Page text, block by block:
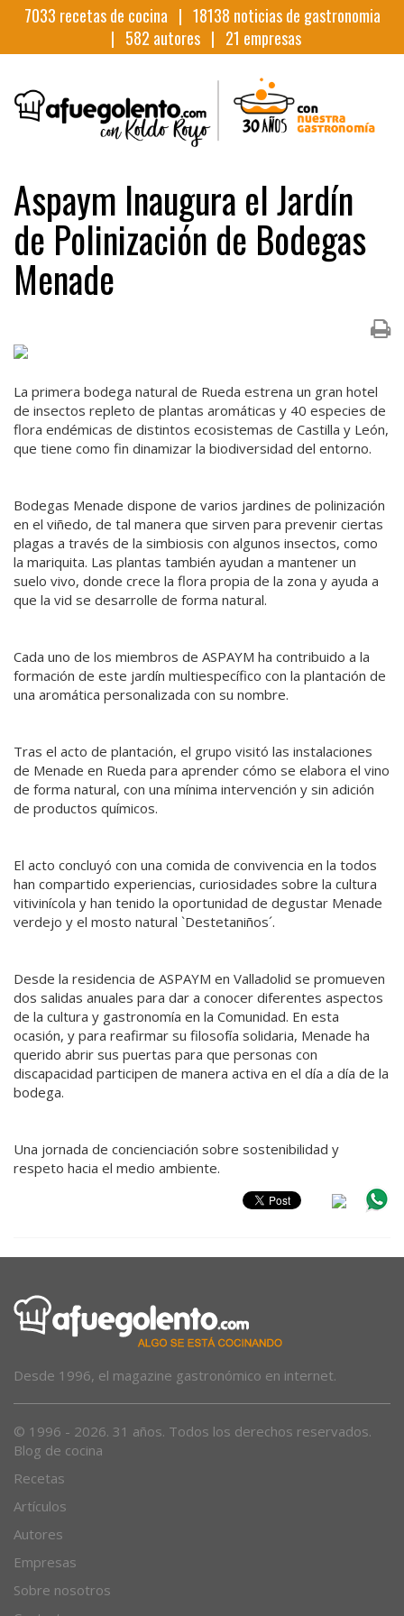
7033 recetas de cocina | 18138 noticias de gastronomia
| 582 autores | 21 empresas
Aspaym Inaugura el Jardín
de Polinización de Bodegas
Menade
La primera bodega natural de Rueda estrena un gran hotel
de insectos repleto de plantas aromáticas y 40 especies de
flora endémicas de distintos ecosistemas de Castilla y León,
que tiene como fin dinamizar la biodiversidad del entorno.
Bodegas Menade dispone de varios jardines de polinización
en el viñedo, de tal manera que sirven para prevenir ciertas
plagas a través de la simbiosis con algunos insectos, como
la mariquita. Las plantas también ayudan a mantener un
suelo vivo, donde crece la flora propia de la zona y ayuda a
que la vid se desarrolle de forma natural.
Cada uno de los miembros de ASPAYM ha contribuido a la
formación de este jardín multiespecífico con la plantación de
una aromática personalizada con su nombre.
Tras el acto de plantación, el grupo visitó las instalaciones
de Menade en Rueda para aprender cómo se elabora el vino
de forma natural, con una mínima intervención y sin adición
de productos químicos.
El acto concluyó con una comida de convivencia en la todos
han compartido experiencias, curiosidades sobre la cultura
vitivinícola y han tenido la oportunidad de degustar Menade
verdejo y el mosto natural `Destetaniños´.
Desde la residencia de ASPAYM en Valladolid se promueven
dos salidas anuales para dar a conocer diferentes aspectos
de la cultura y gastronomía en la Comunidad. En esta
ocasión, y para reafirmar su filosofía solidaria, Menade ha
querido abrir sus puertas para que personas con
discapacidad participen de manera activa en el día a día de la
bodega.
Una jornada de concienciación sobre sostenibilidad y
respeto hacia el medio ambiente.
Desde 1996, el magazine gastronómico en internet.
© 1996 - 2026. 31 años. Todos los derechos reservados.
Blog de cocina
Recetas
Artículos
Autores
Empresas
Sobre nosotros